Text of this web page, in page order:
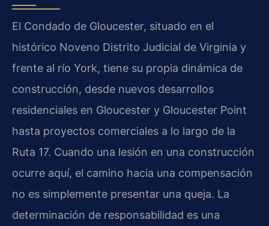
El Condado de Gloucester, situado en el
histórico Noveno Distrito Judicial de Virginia y
frente al río York, tiene su propia dinámica de
construcción, desde nuevos desarrollos
residenciales en Gloucester y Gloucester Point
hasta proyectos comerciales a lo largo de la
Ruta 17. Cuando una lesión en una construcción
ocurre aquí, el camino hacia una compensación
no es simplemente presentar una queja. La
determinación de responsabilidad es una